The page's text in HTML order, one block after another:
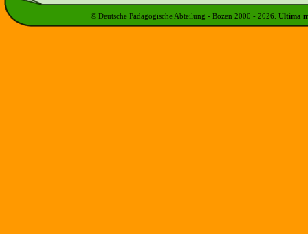
© Deutsche Pädagogische Abteilung - Bozen 2000 - 2026 Ultima